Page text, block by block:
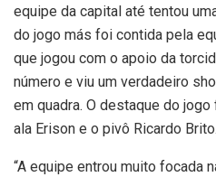
equipe da capital até tentou
do jogo más foi contida pela
que jogou com o apoio da
número e viu um verdadeiro
em quadra. O destaque do
ala Erison e o pivô Ricardo Brito.
“A equipe entrou muito focada